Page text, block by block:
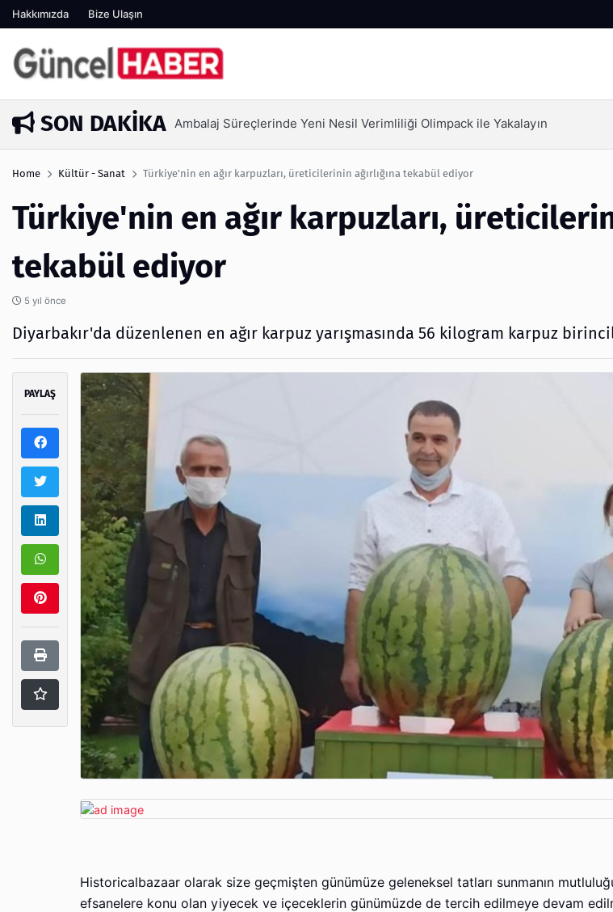
Hakkımızda Bize Ulaşın
SON DAKIKA
1 hafta önce Ambalaj Süreçlerinde Yeni Nesil Verimliliği Olimpack ile Yakalayın
Home Kültür - Sanat Türkiye'nin en ağır karpuzları, üreticilerinin ağırlığına tekabül ediyor
Türkiye'nin en ağır karpuzları,
tekabül ediyor
5 yıl önce
Diyarbakır'da düzenlenen en ağır karpuz yarışmasında 56 kilogram karpuz
PAYLAŞ
Historicalbazaar olarak size geçmişten günümüze geleneksel tatları sunmanın
efsanelere konu olan yiyecek ve içeceklerin günümüzde de tercih edilmeye devam